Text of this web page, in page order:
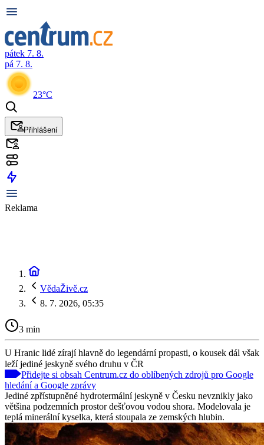
pátek 7. 8.
pá 7. 8.
23°C
Přihlášení
Reklama
VědaŽivě.cz
8. 7. 2026, 05:35
3 min
U Hranic lidé zírají hlavně do legendární propasti, o kousek dál však
leží jediné jeskyně svého druhu v ČR
Přidejte si obsah Centrum.cz do oblíbených zdrojů pro Google
hledání a Google zprávy
Jediné zpřístupněné hydrotermální jeskyně v Česku nevznikly jako
většina podzemních prostor dešťovou vodou shora. Modelovala je
teplá minerální kyselka, která stoupala ze zemských hlubin.